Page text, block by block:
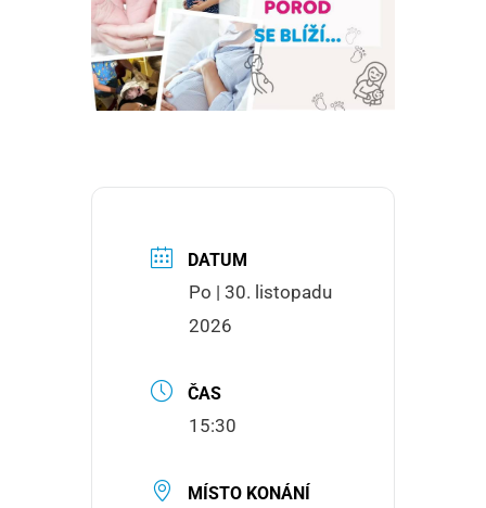
DATUM
Po | 30. listopadu
2026
ČAS
15:30
MÍSTO KONÁNÍ